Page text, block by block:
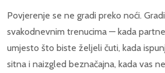
Povjerenje se ne gradi preko noći.
svakodnevnim trenucima — kada
umjesto što biste željeli čuti, kada
sitna i naizgled beznačajna, kada vas